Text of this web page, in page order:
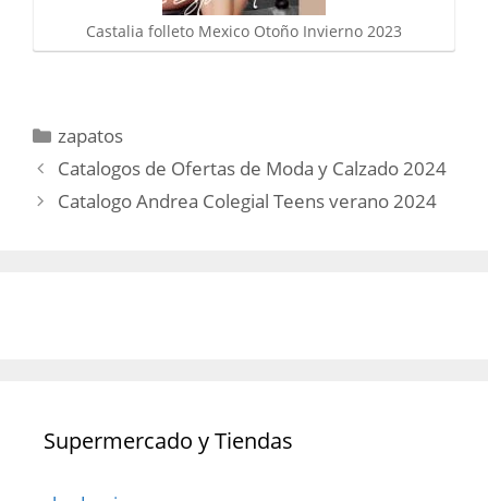
Castalia folleto Mexico Otoño Invierno 2023
Categorías
zapatos
Catalogos de Ofertas de Moda y Calzado 2024
Catalogo Andrea Colegial Teens verano 2024
Supermercado y Tiendas